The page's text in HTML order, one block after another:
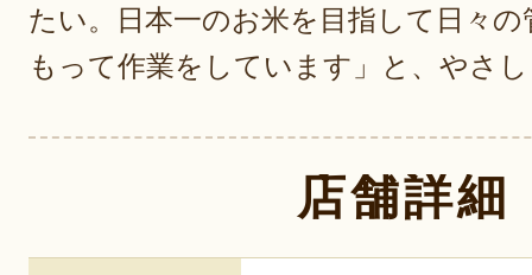
たい。日本一のお米を目指して日々
もって作業をしています」と、やさ
店舗詳細